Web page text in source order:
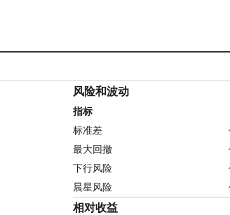
风险和波动
指标
标准差
最大回撤
下行风险
晨星风险
相对收益